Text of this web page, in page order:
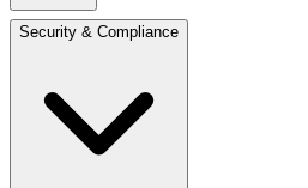
Security & Compliance